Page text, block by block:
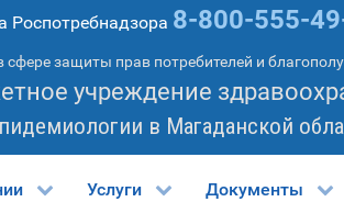
Роспотребнадзора 8-800-555-
защиты прав потребителей и
учреждение
в Магаданской
Услуги Документы